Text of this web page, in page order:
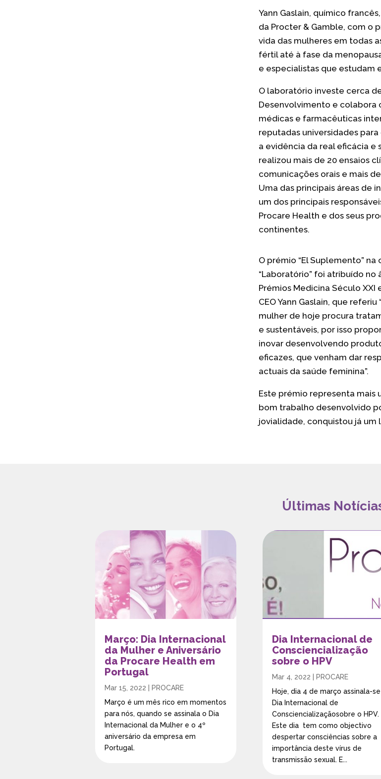
Yann Gaslain, químico
da Procter & Gamble, com o
vida das mulheres em todas
fértil até à fase da
e especialistas que estudam
O laboratório investe cerca
Desenvolvimento e colabora
médicas e farmacêuticas
reputadas universidades
a evidência da real eficácia e
realizou mais de 20 ensaios
comunicações orais e mais
Uma das principais áreas de
um dos principais
Procare Health e dos seus
continentes.
O prémio “El Suplemento” na
“Laboratório” foi atribuído no
Prémios Medicina Século
CEO Yann Gaslain, que referiu
mulher de hoje procura
e sustentáveis, por isso
inovar desenvolvendo
eficazes, que venham dar
actuais da saúde feminina”.
Este prémio representa mais
bom trabalho desenvolvido
jovialidade, conquistou já um
Últimas
Março: Dia Internacional
da Mulher e Aniversário
da Procare Health em
Portugal
Mar 15, 2022
PROCARE
Março é um mês rico em momentos
para nós, quando se assinala o Dia
Internacional da Mulher e o 4º
aniversário da empresa em
Portugal.
Dia Internacional de
Consciencialização
sobre o HPV
Mar 4, 2022
PROCARE
Hoje, dia 4 de março assinala-
Dia Internacional de
Consciencializaçãosobre o HPV.
Este dia tem como objectivo
despertar consciências sobre a
importância deste vírus de
transmissão sexual. E...